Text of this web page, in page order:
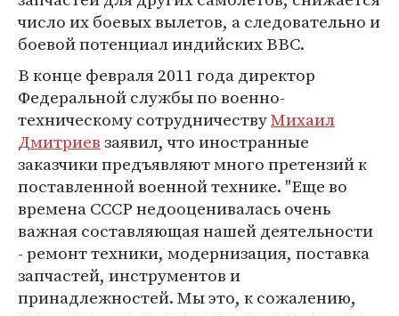
число их боевых вылетов, а следовательно и
боевой потенциал индийских ВВС.
В конце февраля 2011 года директор
Федеральной службы по военно-
техническому сотрудничествуМихаил
Дмитриевзаявил, что иностранные
заказчики предъявляют много претензий к
поставленной военной технике. "Еще во
времена СССР недооценивалась очень
важная составляющая нашей деятельности
- ремонт техники, модернизация, поставка
запчастей, инструментов и
принадлежностей. Мы это, к сожалению,